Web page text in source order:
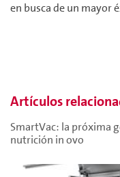
en busca de un mayor
Artículos
SmartVac: la próxima
nutrición in ovo